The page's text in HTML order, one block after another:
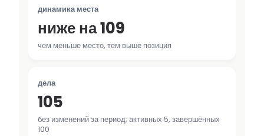
динамика места
ниже на 109
чем меньше место, тем выше позиция
дела
105
без изменений за период; активных 5, завершённых
100